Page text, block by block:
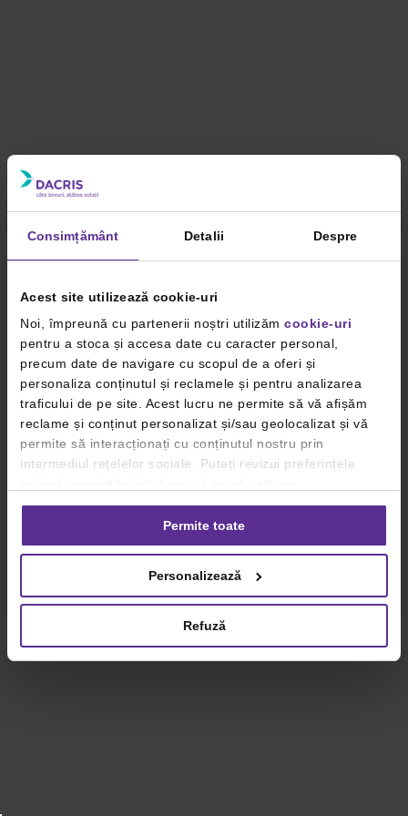
Consimțământ Detalii Despre
Acest site utilizează cookie-uri
Noi, împreună cu partenerii noștri utilizăm cookie-uri
pentru a stoca și accesa date cu caracter personal,
precum date de navigare cu scopul de a oferi și
personaliza conținutul și reclamele și pentru analizarea
traficului de pe site. Acest lucru ne permite să vă afișăm
reclame și conținut personalizat și/sau geolocalizat și vă
permite să interacționați cu conținutul nostru prin
intermediul rețelelor sociale. Puteți revizui preferințele
consimțământul oricând, făcând click pe linkul către
setările dvs. de cookie-uri.
privind utilizarea modulelor cookie.Detalii
Permite toate
Personalizează
Refuză